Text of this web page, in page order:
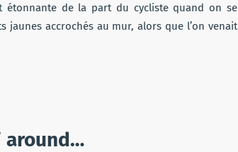
étonnante de la part du cycliste quand on se
jaunes accrochés au mur, alors que l’on venait
around…